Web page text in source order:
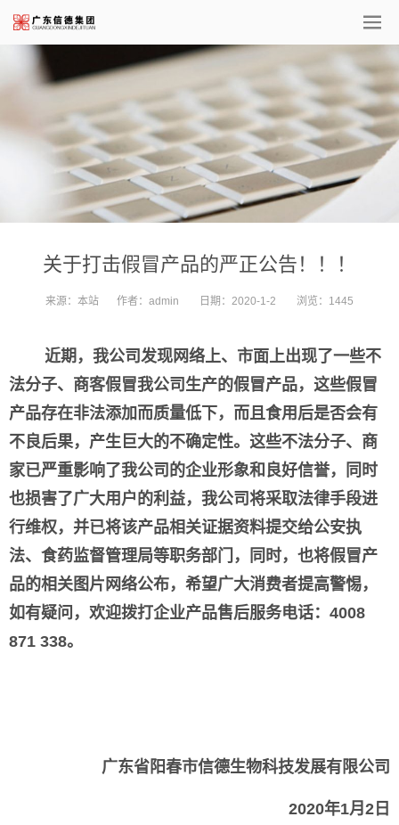
关于打击假冒产品的严正公告！！！
来源： 本站 作者： admin 日期： 2020-1-2 浏览： 1445
近期，我公司发现网络上、市面上出现了一些不
法分子、商客假冒我公司生产的假冒产品，这些假冒
产品存在非法添加而质量低下，而且食用后是否会有
不良后果，产生巨大的不确定性。这些不法分子、商
家已严重影响了我公司的企业形象和良好信誉，同时
也损害了广大用户的利益，我公司将采取法律手段进
行维权，并已将该产品相关证据资料提交给公安执
法、食药监督管理局等职务部门，同时，也将假冒产
品的相关图片网络公布，希望广大消费者提高警惕，
如有疑问，欢迎拨打企业产品售后服务电话：4008
871 338。
广东省阳春市信德生物科技发展有限公司
2020年1月2日